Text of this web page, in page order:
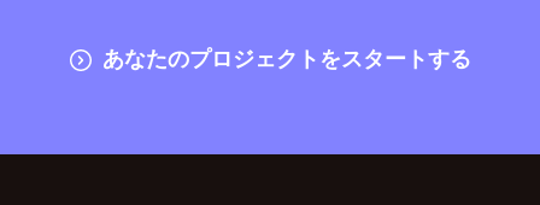
あなたのプロジェクトをスタートする